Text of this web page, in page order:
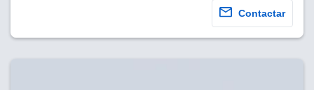
Contactar